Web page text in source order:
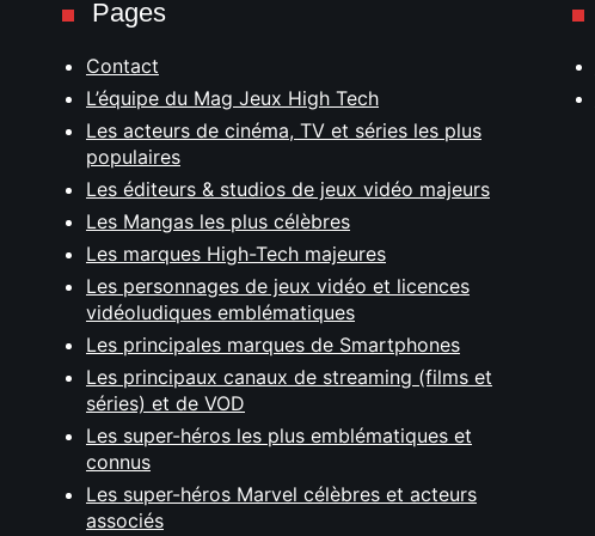
Pages
Contact
L’équipe du Mag Jeux High Tech
Les acteurs de cinéma, TV et séries les plus
populaires
Les éditeurs & studios de jeux vidéo majeurs
Les Mangas les plus célèbres
Les marques High-Tech majeures
Les personnages de jeux vidéo et licences
vidéoludiques emblématiques
Les principales marques de Smartphones
Les principaux canaux de streaming (films et
séries) et de VOD
Les super-héros les plus emblématiques et
connus
Les super-héros Marvel célèbres et acteurs
associés